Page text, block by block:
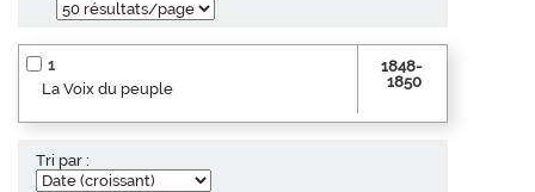
1
La Voix du peuple
1848-
1850
Tri par :